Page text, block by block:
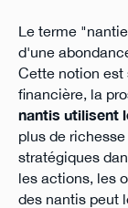
Le terme
d'une
Cette notion est
financière, la
nantis utilisent
plus de
stratégiques
les actions, les
des nantis peut